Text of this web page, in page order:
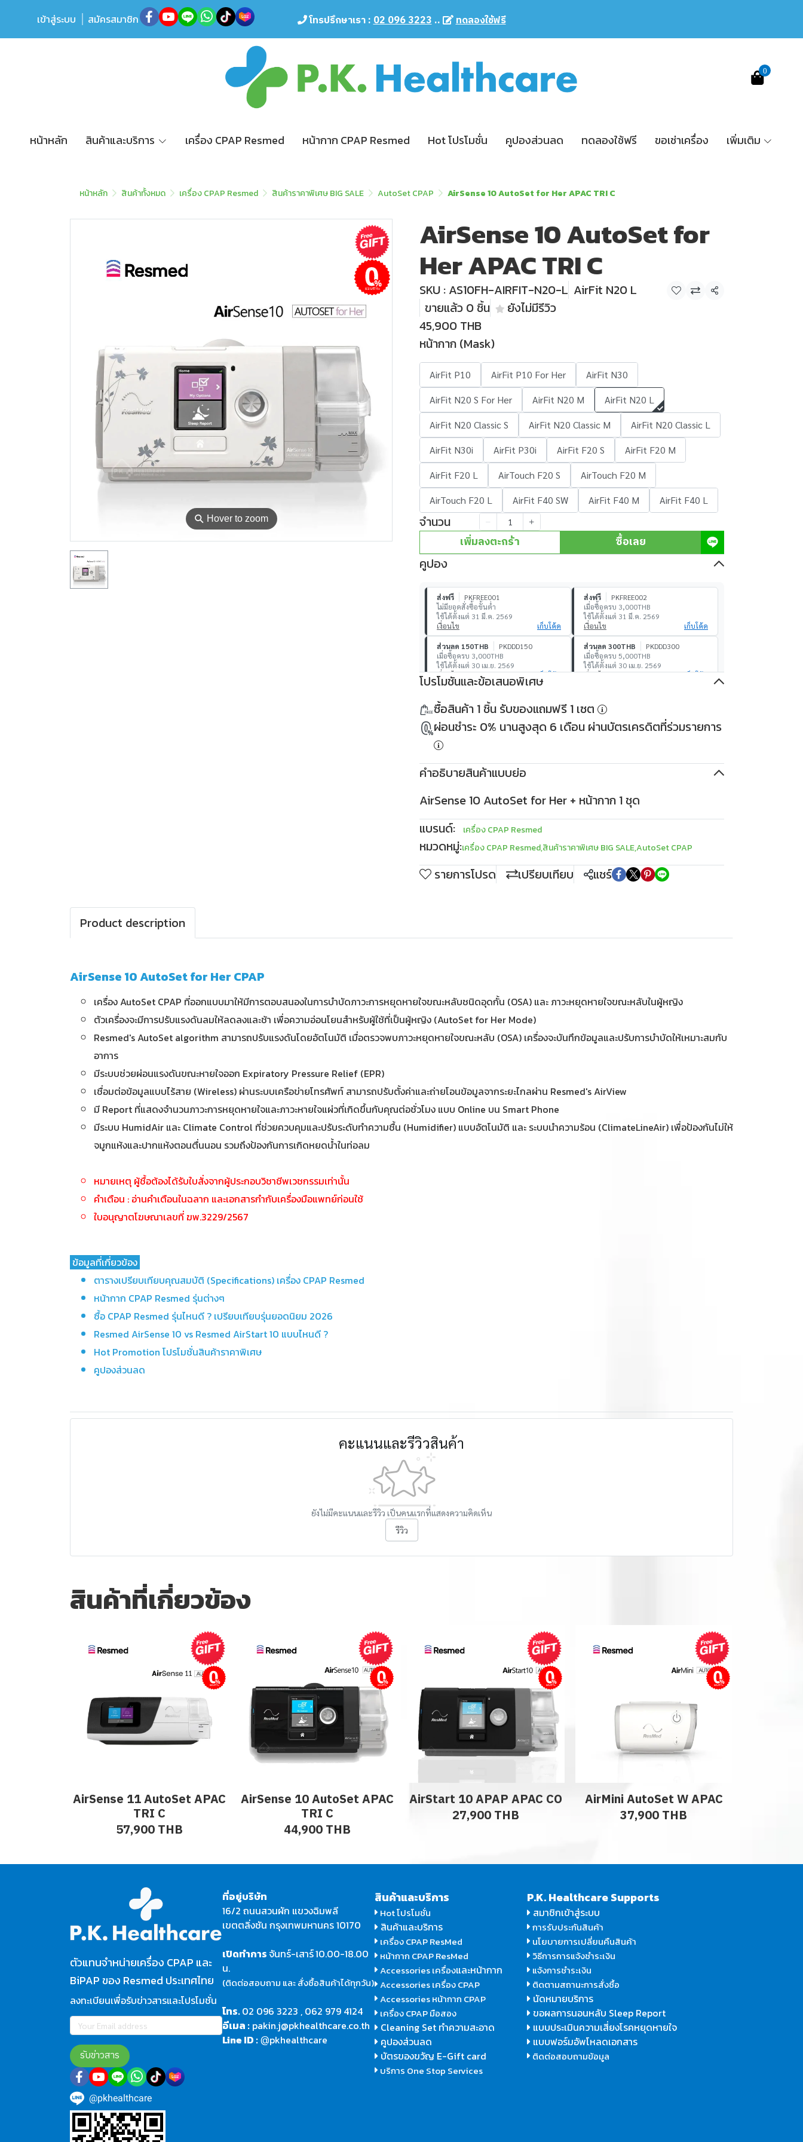
เข้าสู่ระบบ สมัครสมาชิก โทรปรึกษาเรา :02 096 3223.. ทดลองใช้ฟรี
0
หน้าหลัก สินค้าและบริการ เครื่อง CPAP Resmed หน้ากาก CPAP Resmed Hot โปรโมชั่น คูปองส่วนลด ทดลองใช้ฟรี ขอเช่าเครื่อง เพิ่มเติม
หน้าหลัก สินค้าทั้งหมด เครื่อง CPAP Resmed สินค้าราคาพิเศษ BIG SALE AutoSet CPAP AirSense 10 AutoSet for Her APAC TRI C
⚲ Hover to zoom
ผ่อนชำระ
AirSense 10 AutoSet for
Her APAC TRI C
SKU : AS10FH-AIRFIT-N20-L AirFit N20 L
ขายแล้ว 0 ชิ้น
ยังไม่มีรีวิว
แชร์
45,900 THB
หน้ากาก (Mask)
AirFit P10 AirFit P10 For Her
AirFit N30
AirFit N20 S For Her
AirFit N20 M
AirFit N20 L
AirFit N20 Classic S
AirFit N20 Classic M
AirFit N20 Classic L
AirFit N30i
AirFit P30i AirFit F20 S
AirFit F20 M
AirFit F20 L
AirTouch F20 S
AirTouch F20 M
AirTouch F20 L
AirFit F40 SW AirFit F40 M AirFit F40 L
จำนวน
เพิ่มลงตะกร้า
ซื้อเลย
คูปอง
ส่งฟรี
PKFREE001
ไม่มียอดสั่งซื้อขั้นต่ำ
ใช้ได้ตั้งแต่ 31 มี.ค. 2569
เงื่อนไข
เก็บโค้ด
ส่งฟรี
PKFREE002
เมื่อซื้อครบ 3,000THB
ใช้ได้ตั้งแต่ 31 มี.ค. 2569
เงื่อนไข
เก็บโค้ด
ส่วนลด 150THB
PKDDD150
เมื่อซื้อครบ 3,000THB
ใช้ได้ตั้งแต่ 30 เม.ย. 2569
เงื่อนไข
เก็บโค้ด
ส่วนลด 300THB
PKDDD300
เมื่อซื้อครบ 5,000THB
ใช้ได้ตั้งแต่ 30 เม.ย. 2569
เงื่อนไข
เก็บโค้ด
เมื่อซื้อครบ 10,000THB
ใช้ได้ตั้งแต่ 30 เม.ย. 2569
เงื่อนไข
เก็บโค้ด
เมื่อซื้อครบ 30,000THB
ใช้ได้ตั้งแต่ 30 เม.ย. 2569
เงื่อนไข
เก็บโค้ด
โปรโมชันและข้อเสนอพิเศษ
ซื้อสินค้า 1 ชิ้น รับของแถมฟรี 1 เซต
ผ่อนชำระ 0% นานสูงสุด 6 เดือน ผ่านบัตรเครดิตที่ร่วมรายการ
คำอธิบายสินค้าแบบย่อ
AirSense 10 AutoSet for Her + หน้ากาก 1 ชุด
แบรนด์:
เครื่อง CPAP Resmed
หมวดหมู่:เครื่อง CPAP Resmed,สินค้าราคาพิเศษ BIG SALE,AutoSet CPAP
รายการโปรด เปรียบเทียบ แชร์
Product description
AirSense 10 AutoSet for Her CPAP
เครื่อง AutoSet CPAP ที่ออกแบบมาให้มีการตอบสนองในการบำบัดภาวะการหยุดหายใจขณะหลับชนิดอุดกั้น (OSA) และ ภาวะหยุดหายใจขณะหลับในผู้หญิง
ตัวเครื่องจะมีการปรับแรงดันลมให้ลดลงและช้า เพื่อความอ่อนโยนสำหรับผู้ใช้ที่เป็นผู้หญิง (AutoSet for Her Mode)
Resmed's AutoSet algorithm สามารถปรับแรงดันโดยอัตโนมัติ เมื่อตรวจพบภาวะหยุดหายใจขณะหลับ (OSA) เครื่องจะบันทึกข้อมูลและปรับการบำบัดให้เหมาะสมกับ
อาการ
มีระบบช่วยผ่อนแรงดันขณะหายใจออก Expiratory Pressure Relief (EPR)
เชื่อมต่อข้อมูลแบบไร้สาย (Wireless) ผ่านระบบเครือข่ายโทรศัพท์ สามารถปรับตั้งค่าและถ่ายโอนข้อมูลจากระยะไกลผ่าน Resmed's AirView
มี Report ที่แสดงจำนวนภาวะการหยุดหายใจและภาวะหายใจแผ่วที่เกิดขึ้นกับคุณต่อชั่วโมง แบบ Online บน Smart Phone
มีระบบ HumidAir และ Climate Control ที่ช่วยควบคุมและปรับระดับทำความชื้น (Humidifier) แบบอัตโนมัติ และ ระบบนำความร้อน (ClimateLineAir) เพื่อป้องกันไม่ให้
จมูกแห้งและปากแห้งตอนตื่นนอน รวมถึงป้องกันการเกิดหยดน้ำในท่อลม
หมายเหตุ ผู้ชื้อต้องได้รับใบสั่งจากผู้ประกอบวิชาชีพเวชกรรมเท่านั้น
คำเตือน : อ่านคำเตือนในฉลาก และเอกสารกำกับเครื่องมือแพทย์ก่อนใช้
ใบอนุญาตโฆษณาเลขที่ ฆพ.3229/2567
ข้อมูลที่เกี่ยวข้อง
ตารางเปรียบเทียบคุณสมบัติ (Specifications) เครื่อง CPAP Resmed
หน้ากาก CPAP Resmed รุ่นต่างๆ
ซื้อ CPAP Resmed รุ่นไหนดี ? เปรียบเทียบรุ่นยอดนิยม 2026
Resmed AirSense 10 vs Resmed AirStart 10 แบบไหนดี ?
Hot Promotion โปรโมชั่นสินค้าราคาพิเศษ
คูปองส่วนลด
คะแนนและรีวิวสินค้า
ยังไม่มีคะแนนและรีวิว เป็นคนแรกที่แสดงความคิดเห็น
รีวิว
สินค้าที่เกี่ยวข้อง
ผ่อนชำระ
AirSense 11 AutoSet APAC
TRI C
57,900 THB
ผ่อนชำระ
AirSense 10 AutoSet APAC
TRI C
44,900 THB
ผ่อนชำระ
AirStart 10 APAP APAC CO
27,900 THB
ผ่อนชำระ
AirMini AutoSet W APAC
37,900 THB
ตัวแทนจำหน่ายเครื่อง CPAP และ
BiPAP ของ Resmed ประเทศไทย
ลงทะเบียนเพื่อรับข่าวสารและโปรโมชั่น
รับข่าวสาร
@pkhealthcare
ที่อยู่บริษัท
16/2 ถนนสวนผัก แขวงฉิมพลี
เขตตลิ่งชัน กรุงเทพมหานคร 10170
เปิดทำการจันทร์-เสาร์10.00-18.00
น.
(ติดต่อสอบถาม และ สั่งซื้อสินค้าได้ทุกวัน)
โทร.02 096 3223 , 062 979 4124
อีเมล : pakin.j@pkhealthcare.co.th
Line ID : @pkhealthcare
สินค้าและบริการ
Hot โปรโมชั่น
สินค้าและบริการ
เครื่อง CPAP ResMed
หน้ากาก CPAP ResMed
Accessories เครื่องและหน้ากาก
Accessories เครื่อง CPAP
Accessories หน้ากาก CPAP
เครื่อง CPAP มือสอง
Cleaning Set ทำความสะอาด
คูปองส่วนลด
บัตรของขวัญ E-Gift card
บริการ One Stop Services
P.K. Healthcare Supports
สมาชิกเข้าสู่ระบบ
การรับประกันสินค้า
นโยบายการเปลี่ยนคืนสินค้า
วิธีการการแจ้งชำระเงิน
แจ้งการชำระเงิน
ติดตามสถานะการสั่งซื้อ
นัดหมายบริการ
ขอผลการนอนหลับ Sleep Report
แบบประเมินความเสี่ยงโรคหยุดหายใจ
แบบฟอร์มอัพโหลดเอกสาร
ติดต่อสอบถามข้อมูล